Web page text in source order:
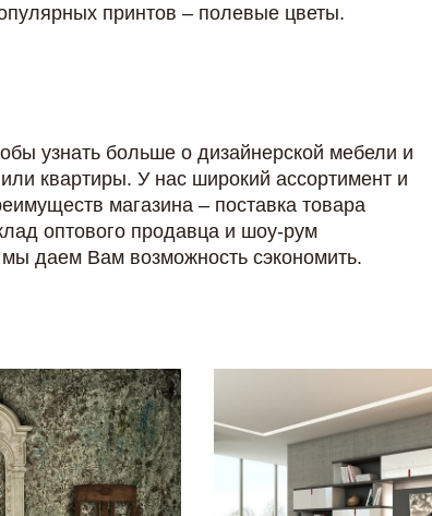
принтов – полевые цветы.
узнать больше о дизайнерской мебели и
квартиры. У нас широкий ассортимент и
магазина – поставка товара
оптового продавца и шоу-рум
даем Вам возможность сэкономить.